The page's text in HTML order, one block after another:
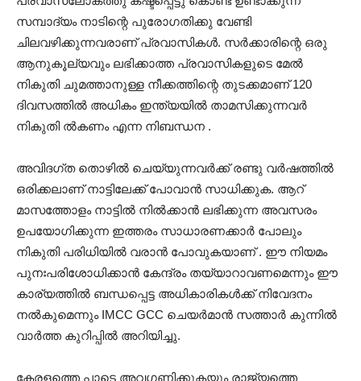
സമ്പാദ്യം നാടിന്റെ പുരോഗതിക്കു വേണ്ടി
ചിലവഴിക്കുന്നവരാണ് പ്രവാസികൾ. സർക്കാരിന്റെ ഒരു
ആനുകൂല്യവും ലഭിക്കാത്ത പ്രവാസികളുടെ മേൽ
നികുതി ചുമത്താനുള്ള നീക്കത്തിന്റെ തുടക്കമാണ് 120
ദിവസത്തിൽ അധികം ഇന്ത്യയിൽ താമസിക്കുന്നവർ
നികുതി ൽകണം എന്ന നിബന്ധന . ‌
അവിദഗ്ത തൊഴിൽ ചെയ്യുന്നവർക്ക് രണ്ടു വർഷത്തിൽ
ഒരിക്കലാണ് നാട്ടിലേക്ക് പോവാൻ സാധിക്കുക. ആറ്
മാസത്തോളം നാട്ടിൽ നിൽക്കാൻ ലഭിക്കുന്ന അവസരം
ഉപയോഗിക്കുന്ന ഇത്തരം സാധാരണക്കാർ പോലും
നികുതി പരിധിയിൽ വരാൻ പോവുകയാണ് . ഈ നിയമം
പുനഃപരിശോധിക്കാൻ കേന്ദ്രം തയ്യാറാവണമെന്നും ഈ
കാര്യത്തിൽ ബന്ധപ്പെട്ട അധികാരികൾക്ക് നിവേദനം
നൽകുമെന്നും IMCC GCC ചെയർമാൻ സത്താർ കുന്നിൽ
വാർത്ത കുറിപ്പിൽ അറിയിച്ചു.
കേരളത്തെ പാടെ അവഗണിക്കുകയും രാജ്യത്തെ